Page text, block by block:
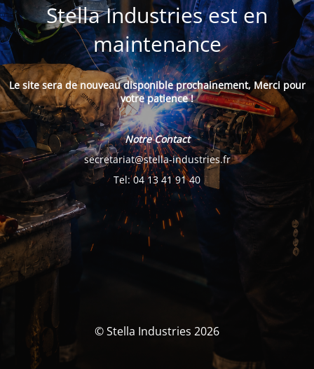
Stella Industries est en
maintenance
Le site sera de nouveau disponible prochainement, Merci pour
votre patience !
Notre Contact
secretariat@stella-industries.fr
Tel: 04 13 41 91 40
© Stella Industries 2026